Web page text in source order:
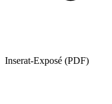
Inserat-Exposé (PDF)